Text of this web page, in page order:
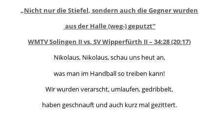
„Nicht nur die Stiefel, sondern auch die Gegner wurden
aus der Halle (weg-) geputzt“
WMTV Solingen II vs. SV Wipperfürth II – 34:28 (20:17)
Nikolaus, Nikolaus, schau uns heut an,
was man im Handball so treiben kann!
Wir wurden verarscht, umlaufen, gedribbelt,
haben geschnauft und auch kurz mal gezittert.